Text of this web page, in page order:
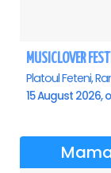
15 August 2026,